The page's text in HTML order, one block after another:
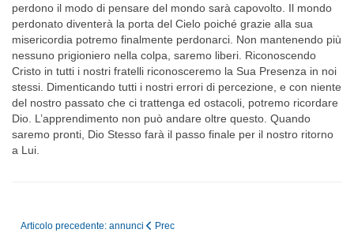
per­dono il modo di pensare del mondo sarà capovolto. Il mondo
perdo­nato diventerà la porta del Cielo poiché grazie alla sua
misericordia potremo finalmente perdonarci. Non mantenendo più
nessuno prigio­niero nella colpa, saremo liberi. Riconoscendo
Cristo in tutti i nostri fratelli riconosceremo la Sua Presenza in noi
stessi. Dimenticando tutti i nostri errori di percezione, e con niente
del nostro passato che ci trat­tenga ed ostacoli, potremo ricordare
Dio. L’apprendimento non può andare oltre questo. Quando
saremo pronti, Dio Stesso farà il passo finale per il nostro ritorno
a Lui.
Articolo precedente: annunci Prec